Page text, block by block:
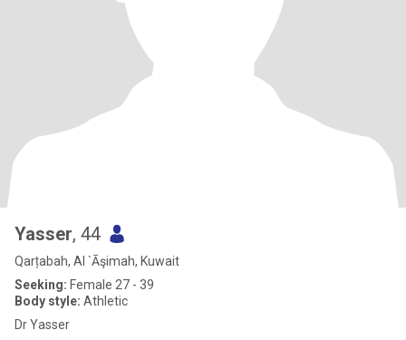
Yasser, 44
Qarṭabah, Al `Āşimah, Kuwait
Seeking: Female 27 - 39
Body style: Athletic
Dr Yasser